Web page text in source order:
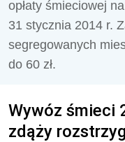
opłaty śmieciowej
31 stycznia 2014 r.
segregowanych
do 60 zł.
Wywóz śmieci
zdąży